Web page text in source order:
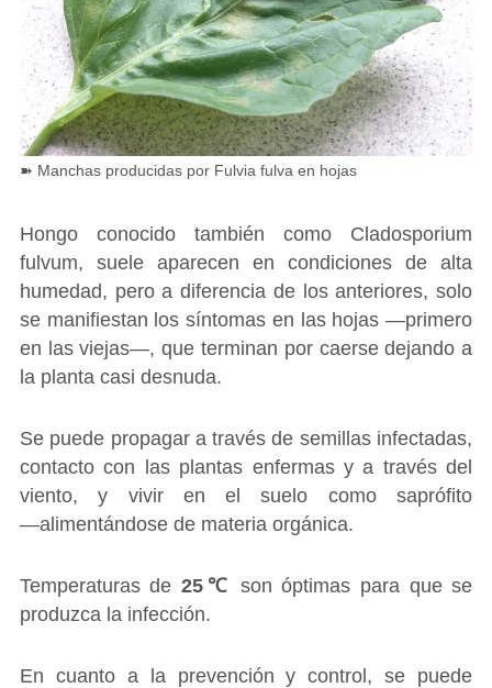
➽ Manchas producidas por Fulvia fulva en hojas
Hongo conocido también como Cladosporium
fulvum, suele aparecen en condiciones de alta
humedad, pero a diferencia de los anteriores, solo
se manifiestan los síntomas en las hojas ―primero
en las viejas―, que terminan por caerse dejando a
la planta casi desnuda.
Se puede propagar a través de semillas infectadas,
contacto con las plantas enfermas y a través del
viento, y vivir en el suelo como saprófito
―alimentándose de materia orgánica.
Temperaturas de25℃ son óptimas para que se
produzca la infección.
En cuanto a la prevención y control, se puede